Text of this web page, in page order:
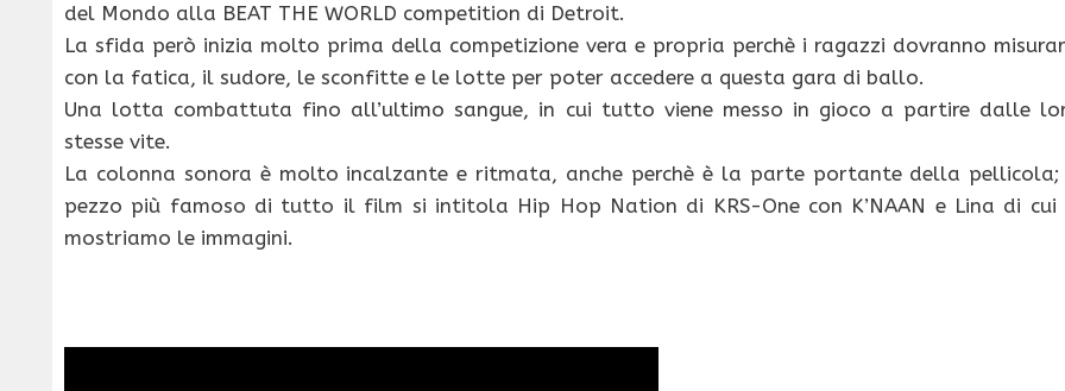
del Mondo alla BEAT THE WORLD competition di Detroit.
La sfida però inizia molto prima della competizione vera e propria perchè i ragazzi dovranno
con la fatica, il sudore, le sconfitte e le lotte per poter accedere a questa gara di ballo.
Una lotta combattuta fino all’ultimo sangue, in cui tutto viene messo in gioco a partire dalle
stesse vite.
La colonna sonora è molto incalzante e ritmata, anche perchè è la parte portante della
pezzo più famoso di tutto il film si intitola Hip Hop Nation di KRS-One con K’NAAN e Lina di cui
mostriamo le immagini.